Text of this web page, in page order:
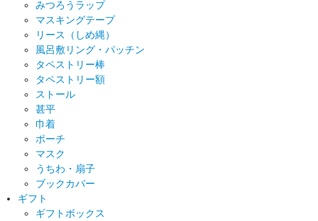
みつろうラップ
マスキングテープ
リース（しめ縄）
風呂敷リング・パッチン
タペストリー棒
タペストリー額
ストール
甚平
巾着
ポーチ
マスク
うちわ・扇子
ブックカバー
ギフト
ギフトボックス